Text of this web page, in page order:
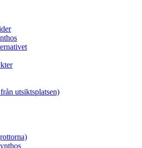
utsiktsplatsen)